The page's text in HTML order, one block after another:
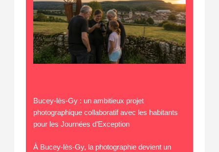
Bucey-lès-Gy : un ambitieux projet
photographique collaboratif avec les habitants
pour les Journées d’Exception
À Bucey-lès-Gy, la photographie devient un